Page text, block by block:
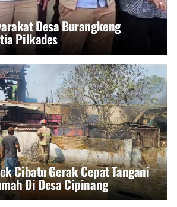
Desa Burangkeng
Pilkades
Cibatu Gerak Cepat Tangani
Di Desa Cipinang